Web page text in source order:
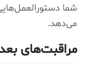
شما
می‌دهد.
مراقبت‌های